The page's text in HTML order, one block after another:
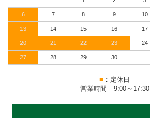
6 7 8 9 10
13 14 15 16 17
20 21 22 23 24
27 28 29 30
■ ：定休日
営業時間 9:00～17:30